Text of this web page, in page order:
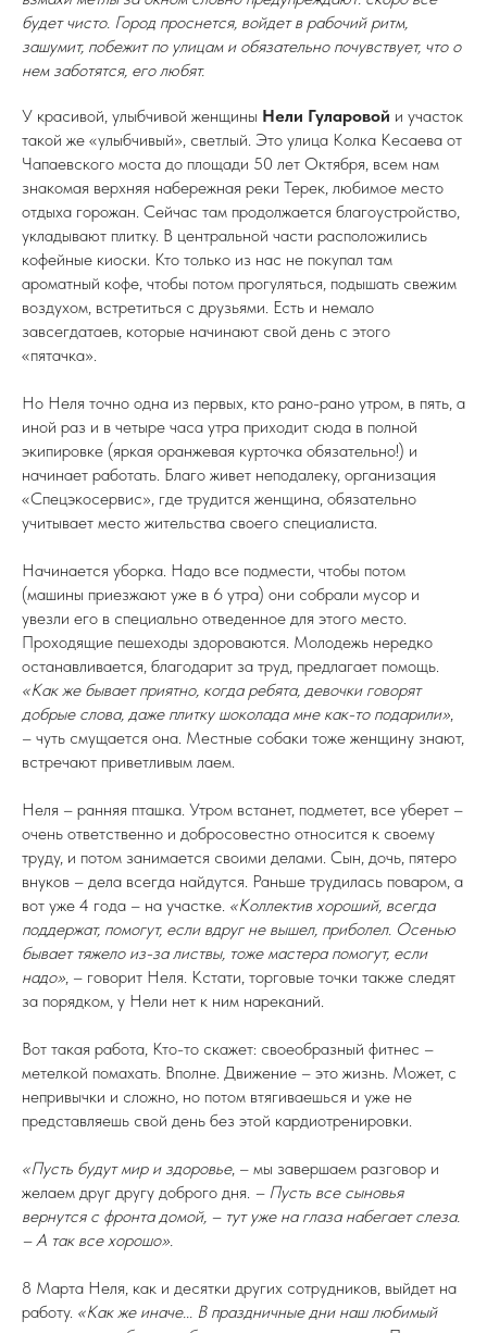
будет чисто. Город проснется, войдет в рабочий ритм,
зашумит, побежит по улицам и обязательно почувствует, что о
нем заботятся, его любят.
У красивой, улыбчивой женщины Нели Гуларовой и участок
такой же «улыбчивый», светлый. Это улица Колка Кесаева от
Чапаевского моста до площади 50 лет Октября, всем нам
знакомая верхняя набережная реки Терек, любимое место
отдыха горожан. Сейчас там продолжается благоустройство,
укладывают плитку. В центральной части расположились
кофейные киоски. Кто только из нас не покупал там
ароматный кофе, чтобы потом прогуляться, подышать свежим
воздухом, встретиться с друзьями. Есть и немало
завсегдатаев, которые начинают свой день с этого
«пятачка».
Но Неля точно одна из первых, кто рано-рано утром, в пять, а
иной раз и в четыре часа утра приходит сюда в полной
экипировке (яркая оранжевая курточка обязательно!) и
начинает работать. Благо живет неподалеку, организация
«Спецэкосервис», где трудится женщина, обязательно
учитывает место жительства своего специалиста.
Начинается уборка. Надо все подмести, чтобы потом
(машины приезжают уже в 6 утра) они собрали мусор и
увезли его в специально отведенное для этого место.
Проходящие пешеходы здороваются. Молодежь нередко
останавливается, благодарит за труд, предлагает помощь.
«Как же бывает приятно, когда ребята, девочки говорят
добрые слова, даже плитку шоколада мне как-то подарили»,
– чуть смущается она. Местные собаки тоже женщину знают,
встречают приветливым лаем.
Неля – ранняя пташка. Утром встанет, подметет, все уберет –
очень ответственно и добросовестно относится к своему
труду, и потом занимается своими делами. Сын, дочь, пятеро
внуков – дела всегда найдутся. Раньше трудилась поваром, а
вот уже 4 года – на участке. «Коллектив хороший, всегда
поддержат, помогут, если вдруг не вышел, приболел. Осенью
бывает тяжело из-за листвы, тоже мастера помогут, если
надо», – говорит Неля. Кстати, торговые точки также следят
за порядком, у Нели нет к ним нареканий.
Вот такая работа, Кто-то скажет: своеобразный фитнес –
метелкой помахать. Вполне. Движение – это жизнь. Может, с
непривычки и сложно, но потом втягиваешься и уже не
представляешь свой день без этой кардиотренировки.
«Пусть будут мир и здоровье, – мы завершаем разговор и
желаем друг другу доброго дня. – Пусть все сыновья
вернутся с фронта домой, – тут уже на глаза набегает слеза.
– А так все хорошо».
8 Марта Неля, как и десятки других сотрудников, выйдет на
работу. «Как же иначе... В праздничные дни наш любимый